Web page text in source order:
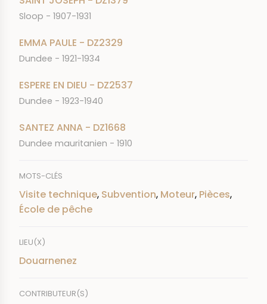
Sloop - 1907-1931
EMMA PAULE - DZ2329
Dundee - 1921-1934
ESPERE EN DIEU - DZ2537
Dundee - 1923-1940
SANTEZ ANNA - DZ1668
Dundee mauritanien - 1910
MOTS-CLÉS
Visite technique, Subvention, Moteur, Pièces,
École de pêche
LIEU(X)
Douarnenez
CONTRIBUTEUR(S)